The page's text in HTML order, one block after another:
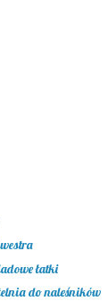
łatki
do naleśników